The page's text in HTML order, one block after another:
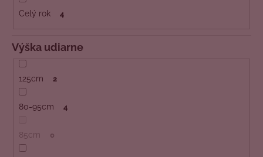
Celý rok 4
Výška udiarne
125cm 2
80-95cm 4
85cm 0